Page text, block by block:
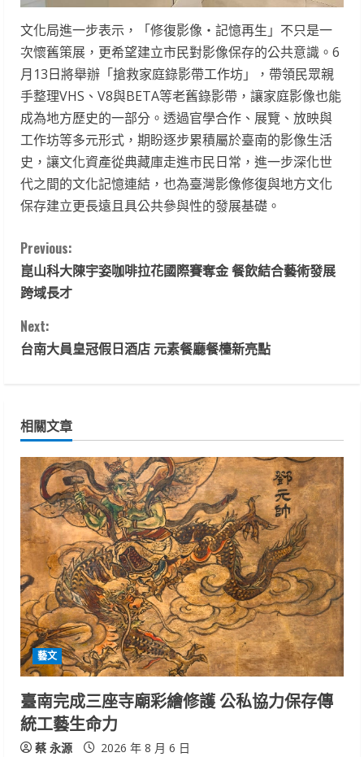
文化局進一步表示，「修復影像・記憶再生」不只是一
次懷舊策展，更希望建立市民對影像保存的公共意識。6
月13日將舉辦「搶救家庭錄影帶工作坊」，帶領民眾親
手整理VHS、V8與BETA等老舊錄影帶，讓家庭影像也能
成為地方歷史的一部分。透過官學合作、展覽、放映與
工作坊等多元形式，期盼逐步累積屬於臺南的影像生活
史，讓文化資產從典藏庫走進市民日常，進一步深化世
代之間的文化記憶連結，也為臺灣影像修復與地方文化
保存建立更長遠且具公共參與性的發展基礎。
C
o
n
t
n
u
e
R
e
a
d
i
n
g
Previous:
崑山科大陳宇姿咖啡拉花國際賽奪金 餐飲結合藝術發展
跨域長才
Next:
台南大員皇冠假日酒店 元素餐廳餐檯新亮點
相關文章
藝文
臺南完成三座寺廟彩繪修護 公私協力保存傳
統工藝生命力
蔡 永源 2026 年 8 月 6 日